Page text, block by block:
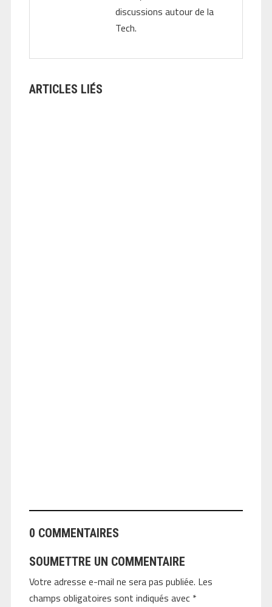
discussions autour de la
Tech.
ARTICLES LIÉS
0 COMMENTAIRES
SOUMETTRE UN COMMENTAIRE
Votre adresse e-mail ne sera pas publiée. Les
champs obligatoires sont indiqués avec *